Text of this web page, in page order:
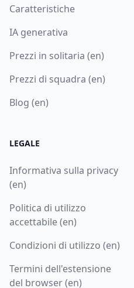
Caratteristiche
IA generativa
Prezzi in solitaria (en)
Prezzi di squadra (en)
Blog (en)
LEGALE
Informativa sulla privacy
(en)
Politica di utilizzo
accettabile (en)
Condizioni di utilizzo (en)
Termini dell'estensione
del browser (en)